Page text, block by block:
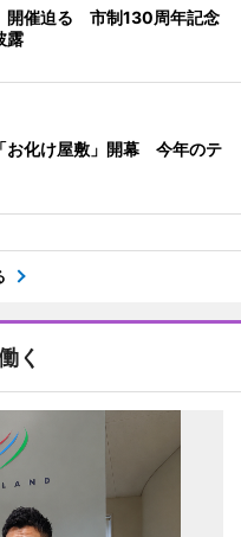
開催迫る 市制130周年記念
露
お化け屋敷」開幕 今年のテ
く